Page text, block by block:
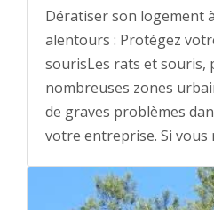
Dératiser son logement
alentours : Protégez
sourisLes rats et souris,
nombreuses zones
de graves problèmes
votre entreprise. Si vous